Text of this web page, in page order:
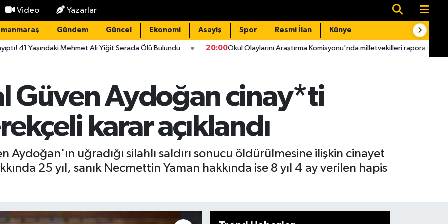
Video Yazarlar
Gündem Güncel Ekonomi Asayiş Spor Resmi İlan Künye
Mehmet Ali Yiğit Serada Ölü Bulundu 20:00Okul Olaylarını Araştırma Komisyonu'nda milletvekilleri rapora ilişkin önerileri ele alındı
Güven Aydoğan cinay*ti
karar açıklandı
uğradığı silahlı saldırı sonucu öldürülmesine ilişkin cinayet
25 yıl, sanık Necmettin Yaman hakkında ise 8 yıl 4 ay verilen hapis